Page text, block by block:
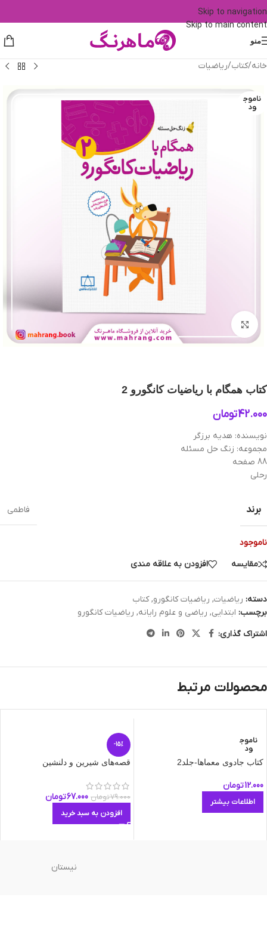
Skip to navigation
Skip to main content
منو
خانه/کتاب/ریاضیات
ناموج
ود
بزرگنمایی تصویر
کتاب همگام با ریاضیات کانگورو 2
42.000تومان
نویسنده: هديه برزگر
مجموعه: زنگ حل مسئله
88 صفحه
رحلی
برند فاطمی
ناموجود
مقایسه
افزودن به علاقه مندی
دسته: ریاضیات, ریاضیات کانگورو, کتاب
برچسب: ابتدایی, ریاضی و علوم رایانه, ریاضیات کانگورو
اشتراک گذاری:
محصولات مرتبط
ناموج
ود
کتاب جادوی معماها-جلد2
12.000تومان
اطلاعات بیشتر
-15%
قصه‌های شیرین و دلنشین
79.000تومان 67.000تومان
افزودن به سبد خرید
نیستان